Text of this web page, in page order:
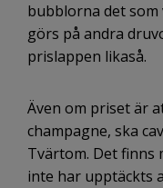
bubblorna det som
görs på andra
prislappen likaså.
Även om priset är
champagne, ska
Tvärtom. Det finns
inte har upptäckts